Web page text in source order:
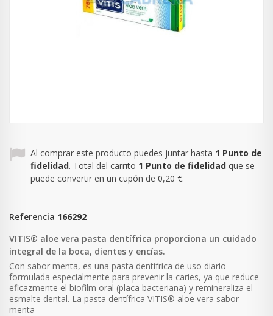
Al comprar este producto puedes juntar hasta 1 Punto de
fidelidad. Total del carrito 1 Punto de fidelidad que se
puede convertir en un cupón de 0,20 €.
Referencia 166292
VITIS® aloe vera pasta dentífrica proporciona un cuidado
integral de la boca, dientes y encías.
Con sabor menta, es una pasta dentífrica de uso diario
formulada especialmente para prevenir la caries, ya que reduce
eficazmente el biofilm oral (placa bacteriana) y remineraliza el
esmalte dental. La pasta dentífrica VITIS® aloe vera sabor
menta